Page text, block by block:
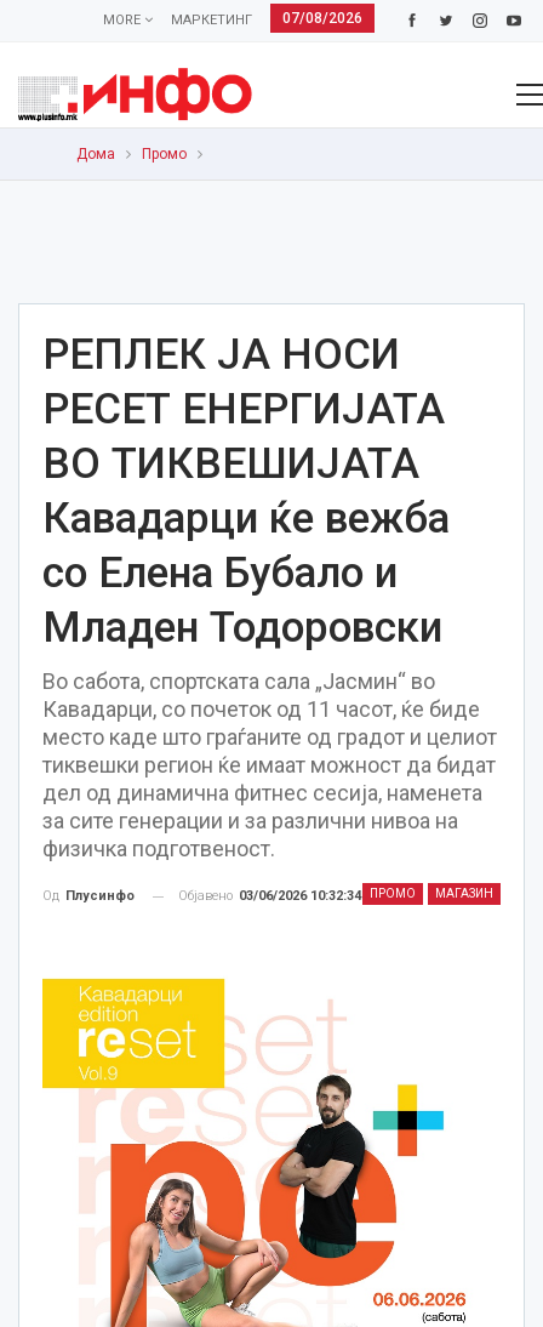
07/08/2026
МАРКЕТИНГ
MORE
Дома Промо
РЕПЛЕК ЈА НОСИ
РЕСЕТ ЕНЕРГИЈАТА
ВО ТИКВЕШИЈАТА
Кавадарци ќе вежба
со Елена Бубало и
Младен Тодоровски
Во сабота, спортската сала „Јасмин“ во
Кавадарци, со почеток од 11 часот, ќе биде
место каде што граѓаните од градот и целиот
тиквешки регион ќе имаат можност да бидат
дел од динамична фитнес сесија, наменета
за сите генерации и за различни нивоа на
физичка подготвеност.
ПРОМО МАГАЗИН
Од Плусинфо Објавено 03/06/2026 10:32:34